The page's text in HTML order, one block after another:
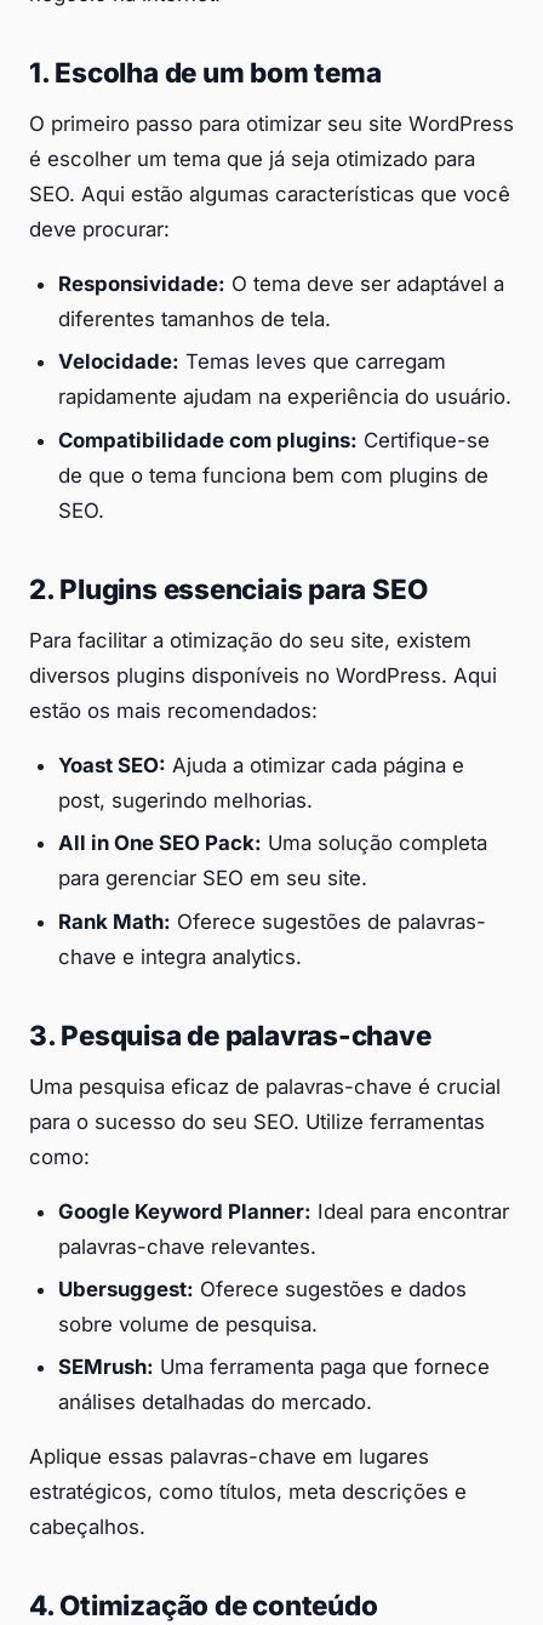
1. Escolha de um bom tema
O primeiro passo para otimizar seu site WordPress
é escolher um tema que já seja otimizado para
SEO. Aqui estão algumas características que você
deve procurar:
Responsividade: O tema deve ser adaptável a
diferentes tamanhos de tela.
Velocidade: Temas leves que carregam
rapidamente ajudam na experiência do usuário.
Compatibilidade com plugins: Certifique-se
de que o tema funciona bem com plugins de
SEO.
2. Plugins essenciais para SEO
Para facilitar a otimização do seu site, existem
diversos plugins disponíveis no WordPress. Aqui
estão os mais recomendados:
Yoast SEO: Ajuda a otimizar cada página e
post, sugerindo melhorias.
All in One SEO Pack: Uma solução completa
para gerenciar SEO em seu site.
Rank Math: Oferece sugestões de palavras-
chave e integra analytics.
3. Pesquisa de palavras-chave
Uma pesquisa eficaz de palavras-chave é crucial
para o sucesso do seu SEO. Utilize ferramentas
como:
Google Keyword Planner: Ideal para encontrar
palavras-chave relevantes.
Ubersuggest: Oferece sugestões e dados
sobre volume de pesquisa.
SEMrush: Uma ferramenta paga que fornece
análises detalhadas do mercado.
Aplique essas palavras-chave em lugares
estratégicos, como títulos, meta descrições e
cabeçalhos.
4. Otimização de conteúdo